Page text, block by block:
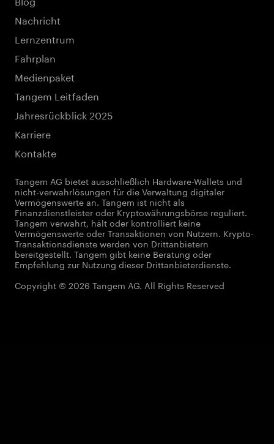
Nachricht
Lernzentrum
Fahrplan
Medienpaket
Tangem Leitfaden
Jahresrückblick 2025
Karriere
Kontakte
Tangem AG bietet ausschließlich Hardware-Wallets und
nicht-verwahrlösungen für die Verwaltung digitaler
Vermögenswerte an. Tangem ist nicht als
Finanzdienstleister oder Kryptowährungsbörse reguliert.
Tangem verwahrt, hält oder kontrolliert keine
Vermögenswerte oder Transaktionen von Nutzern. Krypto-
Transaktionsdienste werden von Drittanbietern
bereitgestellt. Tangem gibt keine Beratung oder
Empfehlung zur Nutzung dieser Drittanbieterdienste.